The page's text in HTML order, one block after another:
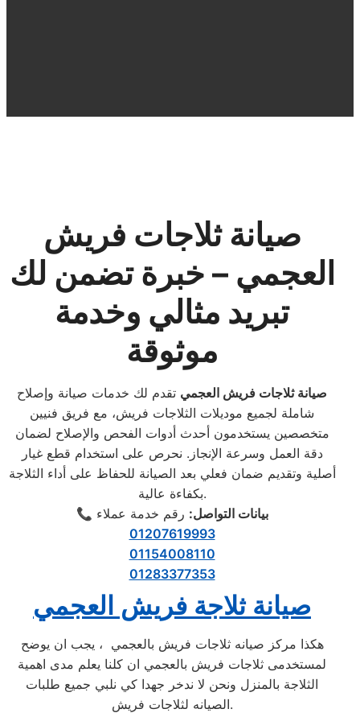
صيانة ثلاجات فريش
العجمي – خبرة تضمن لك
تبريد مثالي وخدمة
موثوقة
صيانة ثلاجات فريش العجمي تقدم لك خدمات صيانة وإصلاح
شاملة لجميع موديلات الثلاجات فريش، مع فريق فنيين
متخصصين يستخدمون أحدث أدوات الفحص والإصلاح لضمان
دقة العمل وسرعة الإنجاز. نحرص على استخدام قطع غيار
أصلية وتقديم ضمان فعلي بعد الصيانة للحفاظ على أداء الثلاجة
بكفاءة عالية.
📞
بيانات التواصل: رقم خدمة عملاء
01207619993
01154008110
01283377353
صيانة ثلاجة فريش العجمي
هكذا مركز صيانه ثلاجات فريش بالعجمي ، يجب ان يوضح
لمستخدمى ثلاجات فريش بالعجمي ان كلنا يعلم مدى اهمية
الثلاجة بالمنزل ونحن لا ندخر جهدا كي نلبي جميع طلبات
الصيانه لثلاجات فريش.